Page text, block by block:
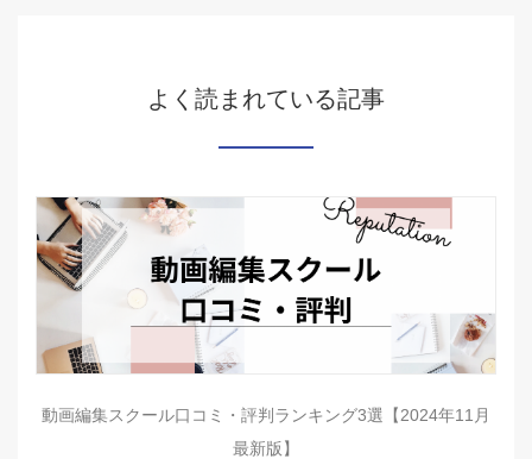
よく読まれている記事
動画編集スクール口コミ・評判ランキング3選【2024年11月
最新版】